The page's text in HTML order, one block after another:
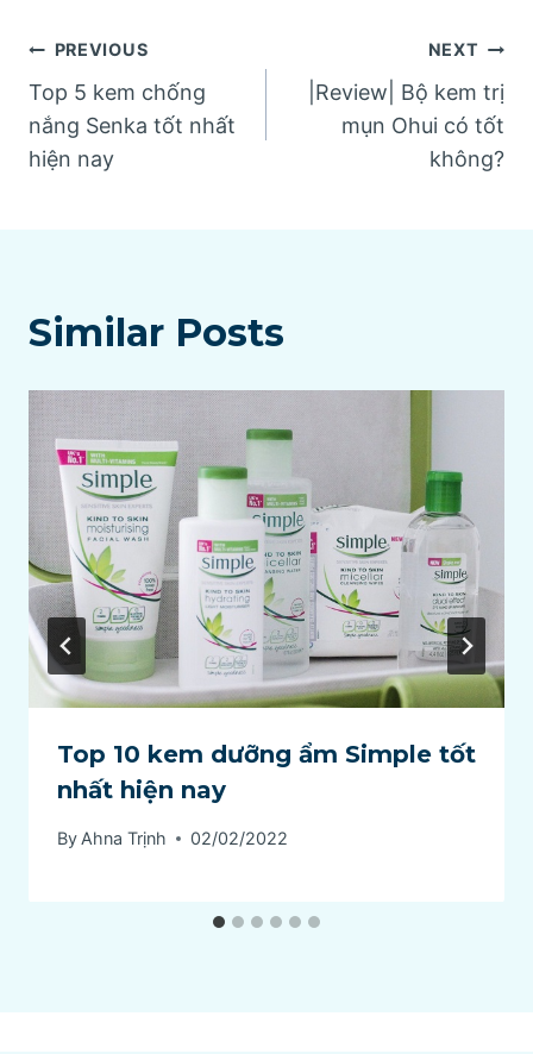
Post
navigation
PREVIOUS
Top 5 kem chống
nắng Senka tốt nhất
hiện nay
NEXT
|Review| Bộ kem trị
mụn Ohui có tốt
không?
Similar Posts
Top 10 kem dưỡng ẩm Simple tốt
nhất hiện nay
By Ahna Trịnh 02/02/2022